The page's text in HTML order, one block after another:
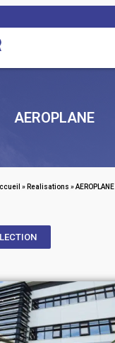
AEROPLANE
» Realisations »AEROPLANE